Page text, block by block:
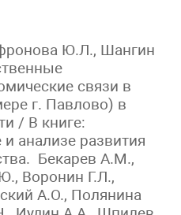
Ю.Л., Шангин
связи в
г. Павлово) в
/ В книге:
анализе развития
Бекарев А.М.,
Воронин Г.Л.,
А.О., Полянина